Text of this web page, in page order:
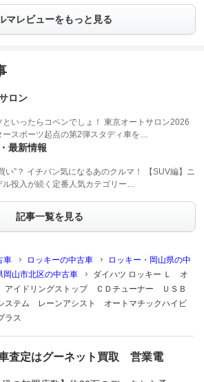
マレビューをもっと見る
ロン
といったらコペンでしょ！ 東京オートサロン2026
ースポーツ起点の第2弾スタディ車を…
最新情報
い”？ イチバン気になるあのクルマ！ 【SUV編】ニ
ル投入が続く定番人気カテゴリー…
記事一覧を見る
車 ロッキーの中古車
ロッキー・岡山県の中
岡山市北区の中古車
ダイハツ ロッキー Ｌ オ
イドリングストップ ＣＤチューナー ＵＳＢ
ステム レーンアシスト オートマチックハイビ
ラス
査定はグーネット買取 営業電